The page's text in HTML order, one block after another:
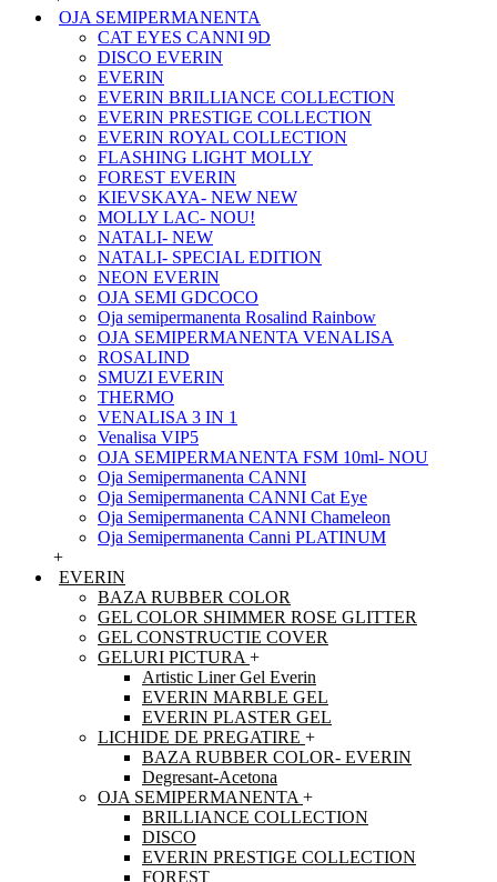
OJA SEMIPERMANENTA
CAT EYES CANNI 9D
DISCO EVERIN
EVERIN
EVERIN BRILLIANCE COLLECTION
EVERIN PRESTIGE COLLECTION
EVERIN ROYAL COLLECTION
FLASHING LIGHT MOLLY
FOREST EVERIN
KIEVSKAYA- NEW NEW
MOLLY LAC- NOU!
NATALI- NEW
NATALI- SPECIAL EDITION
NEON EVERIN
OJA SEMI GDCOCO
Oja semipermanenta Rosalind Rainbow
OJA SEMIPERMANENTA VENALISA
ROSALIND
SMUZI EVERIN
THERMO
VENALISA 3 IN 1
Venalisa VIP5
OJA SEMIPERMANENTA FSM 10ml- NOU
Oja Semipermanenta CANNI
Oja Semipermanenta CANNI Cat Eye
Oja Semipermanenta CANNI Chameleon
Oja Semipermanenta Canni PLATINUM
+
EVERIN
BAZA RUBBER COLOR
GEL COLOR SHIMMER ROSE GLITTER
GEL CONSTRUCTIE COVER
GELURI PICTURA +
Artistic Liner Gel Everin
EVERIN MARBLE GEL
EVERIN PLASTER GEL
LICHIDE DE PREGATIRE +
BAZA RUBBER COLOR- EVERIN
Degresant-Acetona
OJA SEMIPERMANENTA +
BRILLIANCE COLLECTION
DISCO
EVERIN PRESTIGE COLLECTION
FOREST